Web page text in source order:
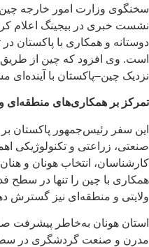
سخنگوی وزارت امور خارجه
نشست خبری در بیجینگ اعلام
دوستانه و همکاری با پاکستان
است. وی افزود که چین از
نزدیک چین–پاکستان با
تمرکز بر همکاری‌های منطقه‌ای
این سفر رئیس‌جمهور پاکستان
صنعتی، زراعتی و تکنولوژیکی
کارشناسان، انتخاب هونان و
همکاری با چین را تنها در سطح
ولایتی و منطقه‌ای نیز گسترش
استان هونان به‌خاطر پیشرفت
مدرن و صنعت گردشگری در سطح